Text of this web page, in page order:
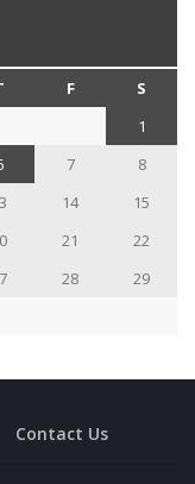
F
S
1
7
8
14
15
21
22
28
29
Contact Us